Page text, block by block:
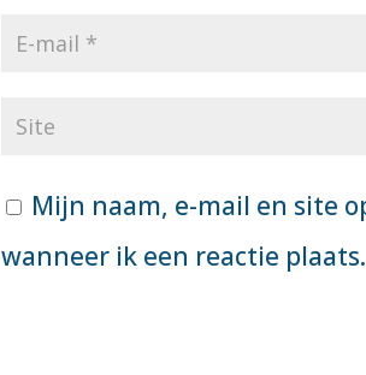
Mijn naam, e-mail en site
wanneer ik een reactie plaats.